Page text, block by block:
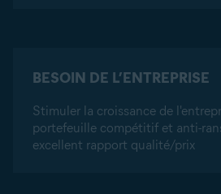
BESOIN DE L’ENTREPRISE
Stimuler la croissance de
portefeuille compétitif et anti-
excellent rapport qualité/prix